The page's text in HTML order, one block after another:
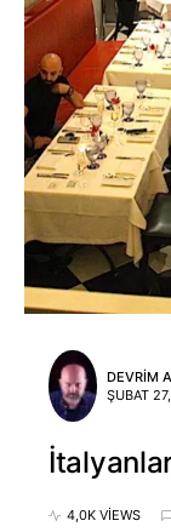
DEVRIM
ŞUBAT
4,0K VIEWS